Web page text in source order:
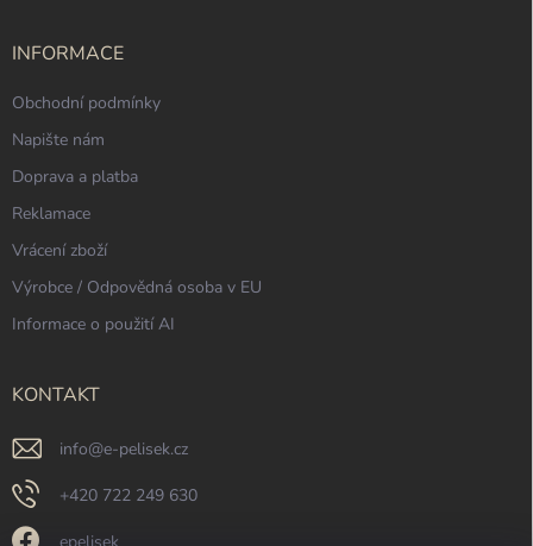
INFORMACE
Obchodní podmínky
Napište nám
Doprava a platba
Reklamace
Vrácení zboží
Výrobce / Odpovědná osoba v EU
Informace o použití AI
KONTAKT
info@e-pelisek.cz
+420 722 249 630